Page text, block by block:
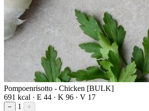
Pompoenrisotto - Chicken [BULK]
691 kcal · E 44 · K 96 · V 17
− 1
+